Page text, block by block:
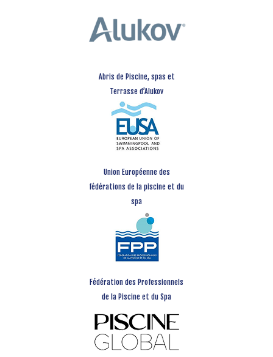
Abris de Piscine, spas et
Terrasse d’Alukov
Union Européenne des
fédérations de la piscine et du
spa
Fédération des Professionnels
de la Piscine et du Spa